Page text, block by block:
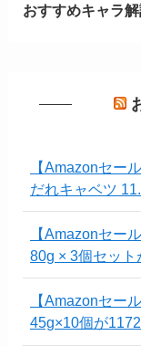
おすすめキャラ
【Amazonセー
だれキャベツ
【Amazonセー
80g × 3個セット
【Amazonセー
45g×10個が